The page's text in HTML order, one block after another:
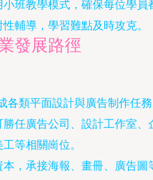
小班教學模式，確保每位學員
輔導，學習難點及時攻克。
發展路徑
各類平面設計與廣告制作任
任廣告公司、設計工作室、
等相關崗位。
，承接海報、畫冊、廣告圖